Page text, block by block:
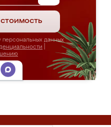
персональных данных